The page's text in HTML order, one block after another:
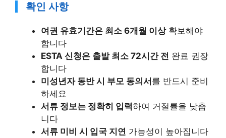
확인 사항
여권 유효기간은 최소 6개월 이상확보해야
합니다
ESTA 신청은 출발 최소 72시간 전 완료 권장
합니다
미성년자 동반 시 부모 동의서를 반드시 준비
하세요
서류 정보는 정확히 입력하여 거절률을 낮춥
니다
서류 미비 시 입국 지연 가능성이 높아집니다